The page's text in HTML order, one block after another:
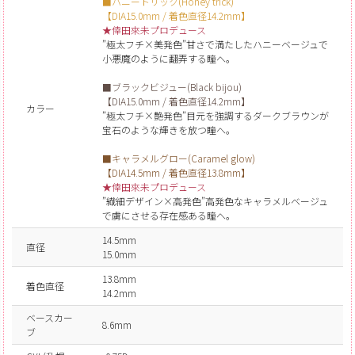
カラー
【DIA15.0mm / 着色直径14.2mm】
★倖田來未プロデュース
”極太フチ×美発色”甘さで満たしたハニーベージュで
小悪魔のように翻弄する瞳へ。
■ブラックビジュー(Black bijou)
【DIA15.0mm / 着色直径14.2mm】
”極太フチ×艶発色”目元を強調するダークブラウンが
宝石のような輝きを放つ瞳へ。
■キャラメルグロー(Caramel glow)
【DIA14.5mm / 着色直径13.8mm】
★倖田來未プロデュース
”繊細デザイン×高発色”高発色なキャラメルベージュ
で虜にさせる存在感ある瞳へ。
直径
14.5mm
15.0mm
着色直径
13.8mm
14.2mm
ベースカー
ブ
8.6mm